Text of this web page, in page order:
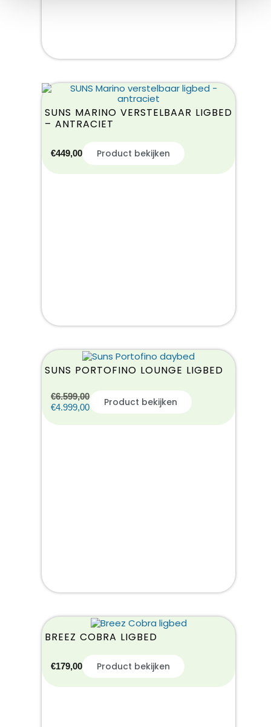
SUNS MARINO VERSTELBAAR LIGBED
– ANTRACIET
€449,00 Product bekijken
SUNS PORTOFINO LOUNGE LIGBED
€6.599,00
€4.999,00 Product bekijken
BREEZ COBRA LIGBED
€179,00 Product bekijken